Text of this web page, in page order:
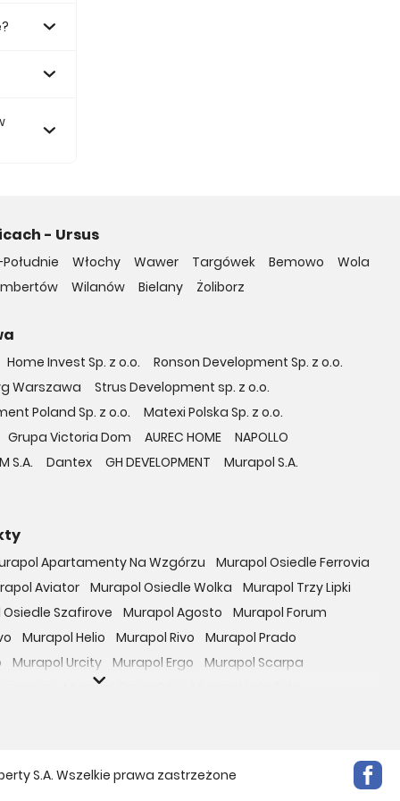
- Ursus
Włochy Wawer Targówek Bemowo
Wola
Wilanów Bielany Żoliborz
Home Invest Sp. z o.o.
Ronson Development Sp. z o.o.
Warszawa
Strus Development sp. z o.o.
Poland Sp. z o.o.
Matexi Polska Sp. z o.o.
Grupa Victoria Dom AUREC HOME
NAPOLLO
S.A. Dantex GH DEVELOPMENT
Murapol S.A.
Apartamenty Na Wzgórzu
Murapol Osiedle Ferrovia
Aviator Murapol Osiedle Wolka
Murapol Trzy Lipki
Szafirove Murapol Agosto
Murapol Forum
Murapol Helio Murapol Rivo
Murapol Prado
Murapol Urcity Murapol Ergo
Murapol Scarpa
Murapol GreenCity
Zachód
Osiedle Bokserska 71
S.A. Wszelkie prawa zastrzeżone